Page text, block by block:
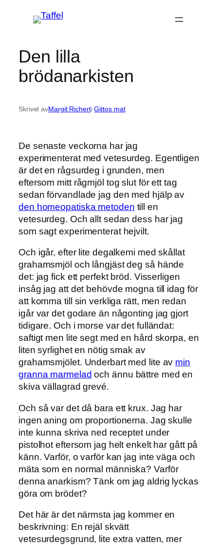
Den lilla
brödanarkisten
Skrivet avMargit RichertiGittos mat
De senaste veckorna har jag
experimenterat med vetesurdeg. Egentligen
är det en rågsurdeg i grunden, men
eftersom mitt rågmjöl tog slut för ett tag
sedan förvandlade jag den med hjälp av
den homeopatiska metoden till en
vetesurdeg. Och allt sedan dess har jag
som sagt experimenterat hejvilt.
Och igår, efter lite degalkemi med skållat
grahamsmjöl och långjäst deg så hände
det: jag fick ett perfekt bröd. Visserligen
insåg jag att det behövde mogna till idag för
att komma till sin verkliga rätt, men redan
igår var det godare än någonting jag gjort
tidigare. Och i morse var det fulländat:
saftigt men lite segt med en hård skorpa, en
liten syrlighet en nötig smak av
grahamsmjölet. Underbart med lite av min
granna marmelad och ännu bättre med en
skiva vällagrad grevé.
Och så var det då bara ett krux. Jag har
ingen aning om proportionerna. Jag skulle
inte kunna skriva ned receptet under
pistolhot eftersom jag helt enkelt har gått på
känn. Varför, o varför kan jag inte väga och
mäta som en normal människa? Varför
denna anarkism? Tänk om jag aldrig lyckas
göra om brödet?
Det här är det närmsta jag kommer en
beskrivning: En rejäl skvätt
vetesurdegsgrund, lite extra vatten, mer